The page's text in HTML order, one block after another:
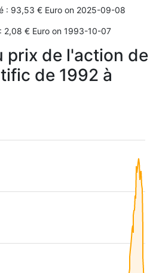
: 93,53 € Euro on 2025-09-08
2,08 € Euro on 1993-10-07
prix de l'action de
de 1992 à